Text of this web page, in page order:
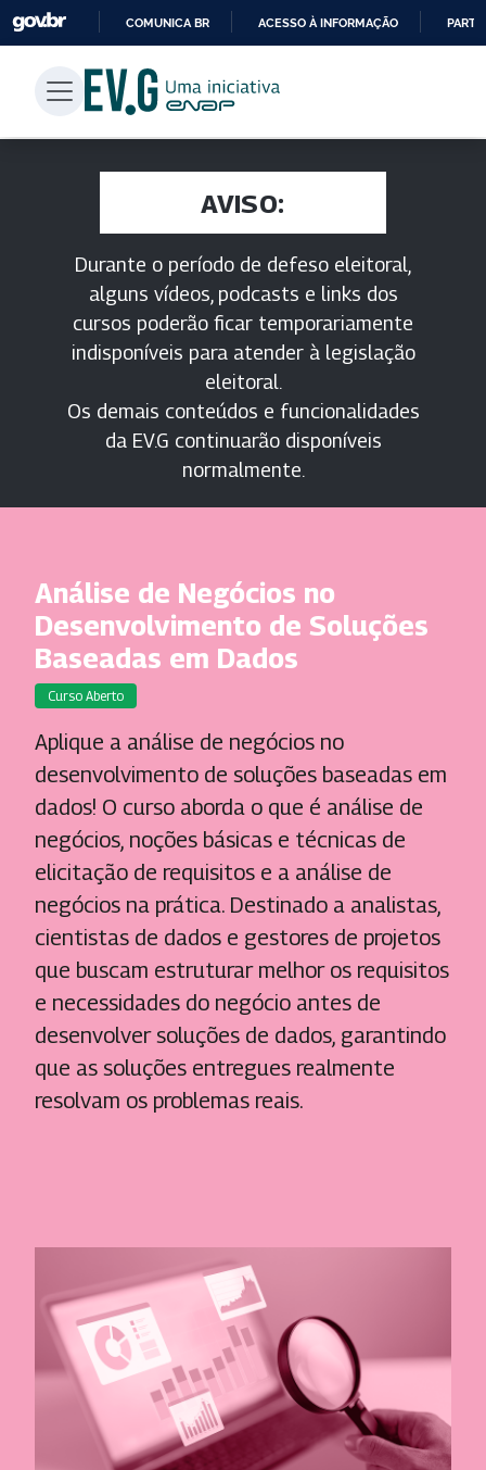
PARA
CONTEÚDO
COMUNICA BR ACESSO À INFORMAÇÃO
AVISO:
Durante o período de defeso eleitoral,
alguns vídeos, podcasts e links dos
cursos poderão ficar temporariamente
indisponíveis para atender à legislação
eleitoral.
Os demais conteúdos e funcionalidades
da EV.G continuarão disponíveis
normalmente.
Análise de Negócios no
Desenvolvimento de Soluções
Baseadas em Dados
Curso Aberto
Aplique a análise de negócios no
desenvolvimento de soluções baseadas em
dados! O curso aborda o que é análise de
negócios, noções básicas e técnicas de
elicitação de requisitos e a análise de
negócios na prática. Destinado a analistas,
cientistas de dados e gestores de projetos
que buscam estruturar melhor os requisitos
e necessidades do negócio antes de
desenvolver soluções de dados, garantindo
que as soluções entregues realmente
resolvam os problemas reais.